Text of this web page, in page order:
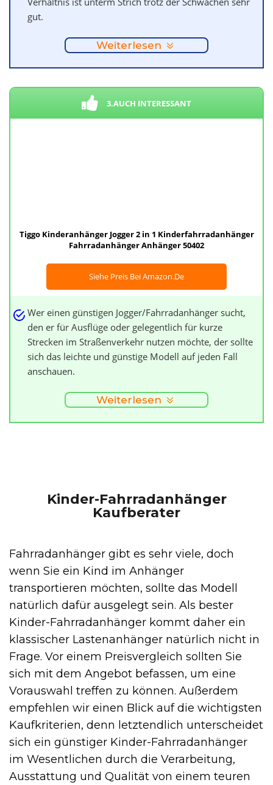
gut.
Weiterlesen
3.AUCH INTERESSANT
Tiggo Kinderanhänger Jogger 2 in 1 Kinderfahrradanhänger
Fahrradanhänger Anhänger 50402
Siehe Preis Bei Amazon.de
Wer einen günstigen Jogger/Fahrradanhänger sucht,
den er für Ausflüge oder gelegentlich für kurze
Strecken im Straßenverkehr nutzen möchte, der sollte
sich das leichte und günstige Modell auf jeden Fall
anschauen.
Weiterlesen
Kinder-Fahrradanhänger
Kaufberater
Fahrradanhänger gibt es sehr viele, doch
wenn Sie ein Kind im Anhänger
transportieren möchten, sollte das Modell
natürlich dafür ausgelegt sein. Als bester
Kinder-Fahrradanhänger kommt daher ein
klassischer Lastenanhänger natürlich nicht in
Frage. Vor einem Preisvergleich sollten Sie
sich mit dem Angebot befassen, um eine
Vorauswahl treffen zu können. Außerdem
empfehlen wir einen Blick auf die wichtigsten
Kaufkriterien, denn letztendlich unterscheidet
sich ein günstiger Kinder-Fahrradanhänger
im Wesentlichen durch die Verarbeitung,
Ausstattung und Qualität von einem teuren